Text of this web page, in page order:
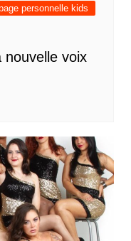
personnelle kids
nouvelle voix